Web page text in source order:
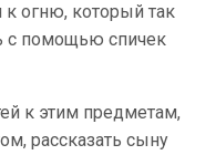
к огню, который так
с помощью спичек
к этим предметам,
рассказать сыну